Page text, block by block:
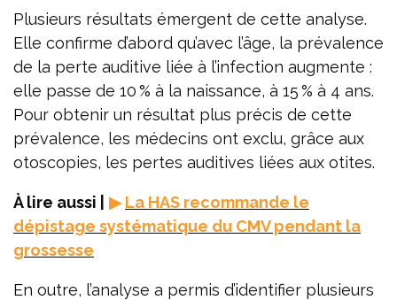
Plusieurs résultats émergent de cette analyse.
Elle confirme d’abord qu’avec l’âge, la prévalence
de la perte auditive liée à l’infection augmente :
elle passe de 10 % à la naissance, à 15 % à 4 ans.
Pour obtenir un résultat plus précis de cette
prévalence, les médecins ont exclu, grâce aux
otoscopies, les pertes auditives liées aux otites.
À lire aussi | ▶La HAS recommande le
dépistage systématique du CMV pendant la
grossesse
En outre, l’analyse a permis d’identifier plusieurs